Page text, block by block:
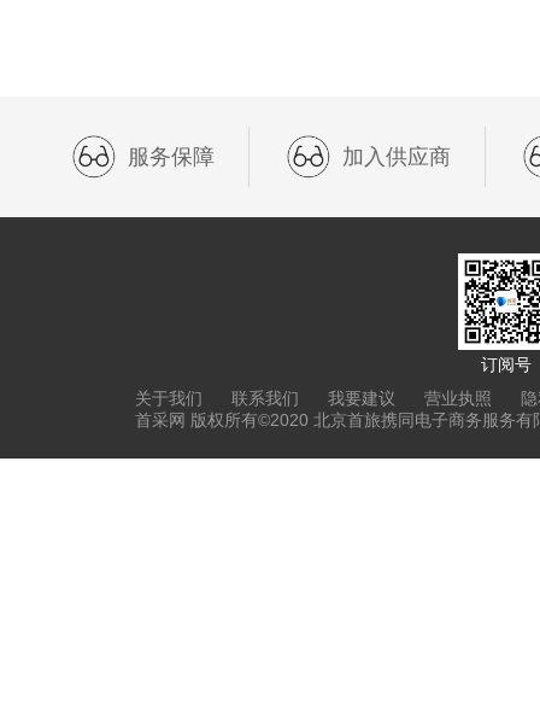
服务保障 加入供应商
订阅号
关于我们
联系我们 我要建议 营业执照
首采网 版权所有©2020 北京首旅携同电子商务服务有